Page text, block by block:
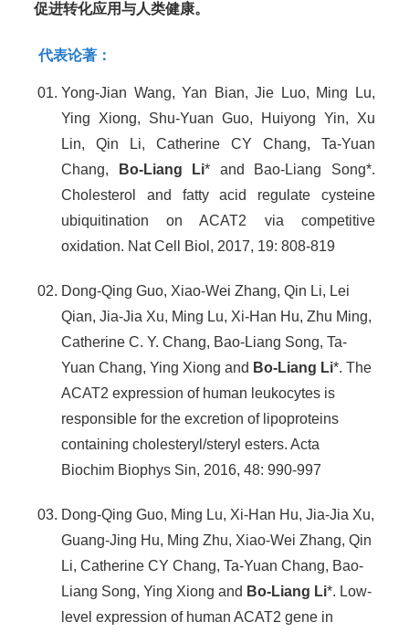
促进转化应用与人类健康。
代表论著：
Yong-Jian Wang, Yan Bian, Jie Luo, Ming Lu,
Ying Xiong, Shu-Yuan Guo, Huiyong Yin, Xu
Lin, Qin Li, Catherine CY Chang, Ta-Yuan
Chang,
Bo-Liang Li* and Bao-Liang Song*.
Cholesterol and fatty acid regulate cysteine
ubiquitination on ACAT2 via competitive
oxidation. Nat Cell Biol, 2017, 19: 808-819
Dong-Qing Guo, Xiao-Wei Zhang, Qin Li, Lei
Qian, Jia-Jia Xu, Ming Lu, Xi-Han Hu, Zhu Ming,
Catherine C. Y. Chang, Bao-Liang Song, Ta-
Yuan Chang, Ying Xiong and Bo-Liang Li*. The
ACAT2 expression of human leukocytes is
responsible for the excretion of lipoproteins
containing cholesteryl/steryl esters. Acta
Biochim Biophys Sin, 2016, 48: 990-997
Dong-Qing Guo, Ming Lu, Xi-Han Hu, Jia-Jia Xu,
Guang-Jing Hu, Ming Zhu, Xiao-Wei Zhang, Qin
Li, Catherine CY Chang, Ta-Yuan Chang, Bao-
Liang Song, Ying Xiong and Bo-Liang Li*. Low-
level expression of human ACAT2 gene in